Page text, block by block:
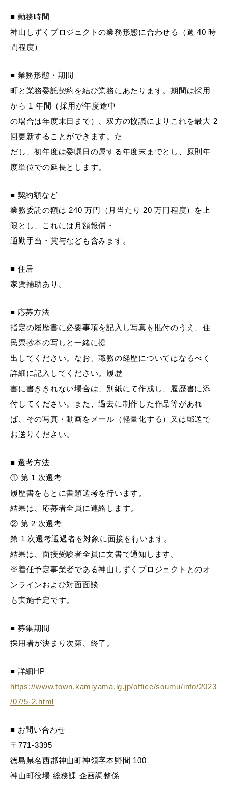
■ 勤務時間
神山しずくプロジェクトの業務形態に合わせる（週 40 時
間程度）
■ 業務形態・期間
町と業務委託契約を結び業務にあたります。期間は採用
から 1 年間（採用が年度途中
の場合は年度末日まで）、双方の協議によりこれを最大 2
回更新することができます。た
だし、初年度は委嘱日の属する年度末までとし、原則年
度単位での延長とします。
■ 契約額など
業務委託の額は 240 万円（月当たり 20 万円程度）を上
限とし、これには月額報償・
通勤手当・賞与なども含みます。
■ 住居
家賃補助あり。
■ 応募方法
指定の履歴書に必要事項を記入し写真を貼付のうえ、住
民票抄本の写しと一緒に提
出してください。なお、職務の経歴についてはなるべく
詳細に記入してください。履歴
書に書ききれない場合は、別紙にて作成し、履歴書に添
付してください。また、過去に制作した作品等があれ
ば、その写真・動画をメール（軽量化する）又は郵送で
お送りください。
■ 選考方法
① 第 1 次選考
履歴書をもとに書類選考を行います。
結果は、応募者全員に連絡します。
② 第 2 次選考
第 1 次選考通過者を対象に面接を行います。
結果は、面接受験者全員に文書で通知します。
※着任予定事業者である神山しずくプロジェクトとのオ
ンラインおよび対面面談
も実施予定です。
■ 募集期間
採用者が決まり次第、終了。
■ 詳細HP
https://www.town.kamiyama.lg.jp/office/soumu/info/2023
/07/5-2.html
■ お問い合わせ
〒771-3395
徳島県名西郡神山町神領字本野間 100
神山町役場 総務課 企画調整係